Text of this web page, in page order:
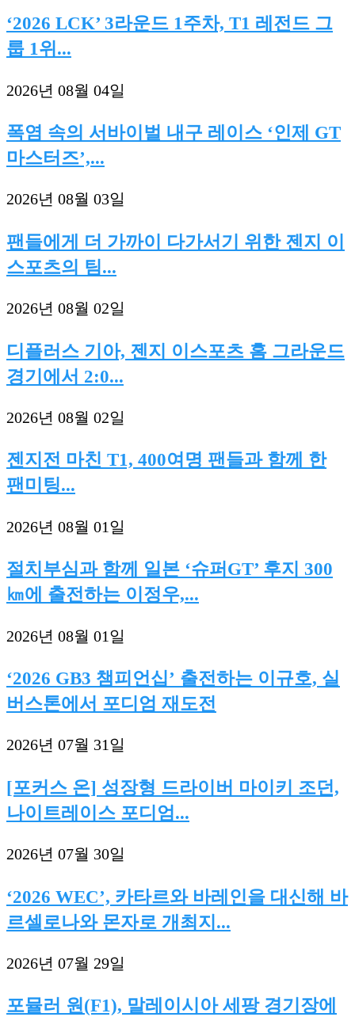
‘2026 LCK’ 3라운드 1주차, T1 레전드 그
룹 1위...
2026년 08월 04일
폭염 속의 서바이벌 내구 레이스 ‘인제 GT
마스터즈’,...
2026년 08월 03일
팬들에게 더 가까이 다가서기 위한 젠지 이
스포츠의 팀...
2026년 08월 02일
디플러스 기아, 젠지 이스포츠 홈 그라운드
경기에서 2:0...
2026년 08월 02일
젠지전 마친 T1, 400여명 팬들과 함께 한
팬미팅...
2026년 08월 01일
절치부심과 함께 일본 ‘슈퍼GT’ 후지 300
㎞에 출전하는 이정우,...
2026년 08월 01일
‘2026 GB3 챔피언십’ 출전하는 이규호, 실
버스톤에서 포디엄 재도전
2026년 07월 31일
[포커스 온] 성장형 드라이버 마이키 조던,
나이트레이스 포디엄...
2026년 07월 30일
‘2026 WEC’, 카타르와 바레인을 대신해 바
르셀로나와 몬자로 개최지...
2026년 07월 29일
포뮬러 원(F1), 말레이시아 세팡 경기장에